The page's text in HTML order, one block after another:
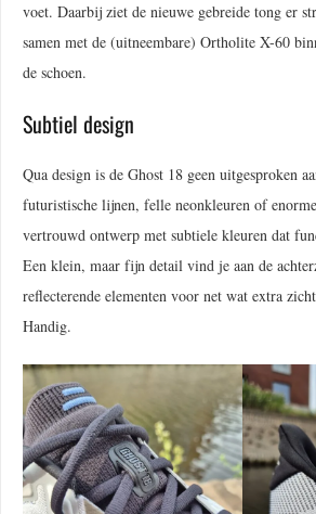
voet. Daarbij ziet de nieuwe gebreide tong er
samen met de (uitneembare) Ortholite X-60
de schoen.
Subtiel design
Qua design is de Ghost 18 geen uitgesproken
futuristische lijnen, felle neonkleuren of
vertrouwd ontwerp met subtiele kleuren dat
Een klein, maar fijn detail vind je aan de
reflecterende elementen voor net wat extra
Handig.